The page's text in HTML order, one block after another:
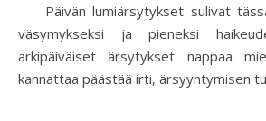
Päivän lumiärsytykset sulivat
väsymykseksi ja pieneksi
arkipäiväiset ärsytykset nappaa
kannattaa päästää irti, ärsyyntymisen